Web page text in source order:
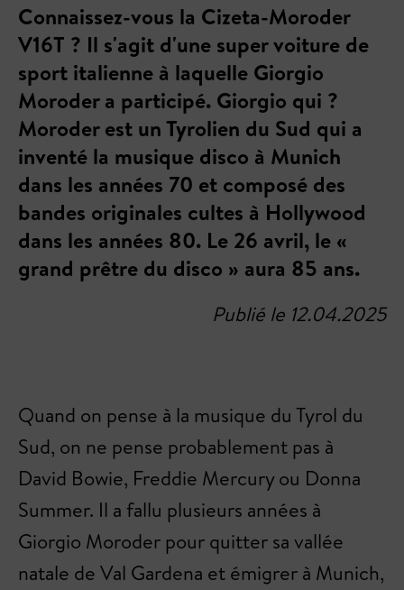
Connaissez-vous la Cizeta-Moroder
V16T ? Il s'agit d'une super voiture de
sport italienne à laquelle Giorgio
Moroder a participé. Giorgio qui ?
Moroder est un Tyrolien du Sud qui a
inventé la musique disco à Munich
dans les années 70 et composé des
bandes originales cultes à Hollywood
dans les années 80. Le 26 avril, le «
grand prêtre du disco » aura 85 ans.
Publié le 12.04.2025
Quand on pense à la musique du Tyrol du
Sud, on ne pense probablement pas à
David Bowie, Freddie Mercury ou Donna
Summer. Il a fallu plusieurs années à
Giorgio Moroder pour quitter sa vallée
natale de Val Gardena et émigrer à Munich,